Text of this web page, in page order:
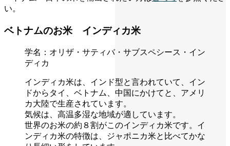
い。
ベトナムのお米 インディカ米
学名：オリザ・サティバ・サブスペシース・イン
ディカ
インディカ米は、インド型と言われていて、イン
ドからタイ、ベトナム、中国にかけてと、アメリ
カ大陸で生産されています。
気候は、高温多湿な地域が適しています。
世界のお米の約８割がこのインディカ米です。イ
ンディカ米の特徴は、ジャポニカ米と比べてかな